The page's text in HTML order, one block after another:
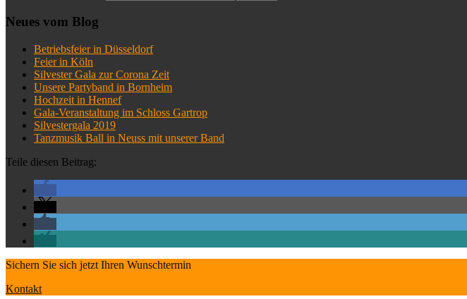
Neues vom Blog
Betriebsfeier in Düsseldorf
Feier in Köln
Silvester Gala zur Corona Zeit
Unsere Partyband in Bornheim
Hochzeit in Hennef
Gala-Veranstaltung im Schloss Gartrop
Silvestergala 2019
Tanzmusik Ball in Neuss mit unserer Band
Teile diesen Beitrag:
Sichern Sie sich jetzt Ihren Wunschtermin
Kontakt